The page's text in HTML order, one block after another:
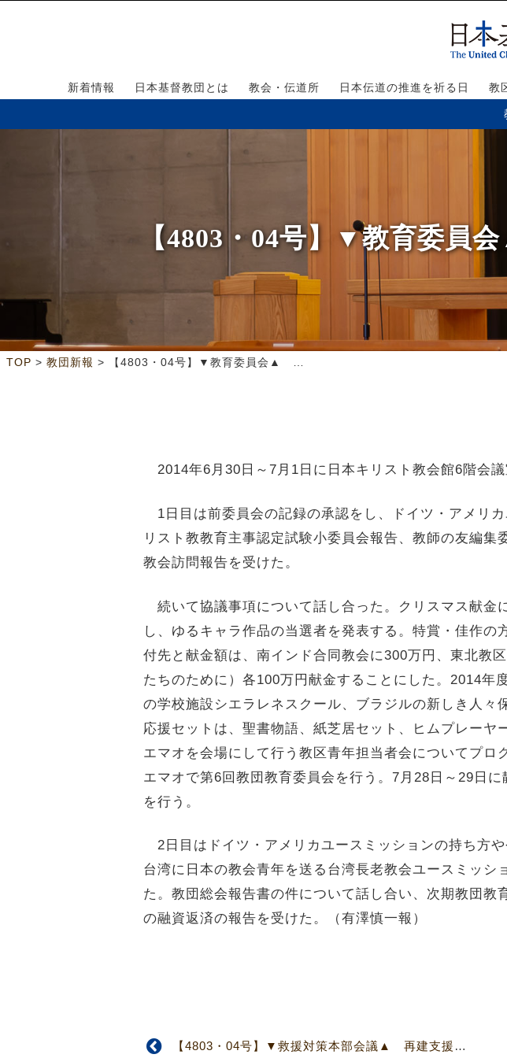
新着情報 日本基督教団とは 教会・伝道所 日本伝道の推進を祈る日 教
【4803・04号】▼教育委
TOP > 教団新報 > 【4803・04号】▼教育委員会▲ クリスマス献金送付先を決定
2014年6月30日～7月1日に日本キリスト教会館6階会
1日目は前委員会の記録の承認をし、ドイツ・アメリ
リスト教教育主事認定試験小委員会報告、教師の友編
教会訪問報告を受けた。
続いて協議事項について話し合った。クリスマス献金
し、ゆるキャラ作品の当選者を発表する。特賞・佳作
付先と献金額は、南インド合同教会に300万円、東北教
たちのために）各100万円献金することにした。2014年
の学校施設シエラレネスクール、ブラジルの新しき人
応援セットは、聖書物語、紙芝居セット、ヒムプレーヤ
エマオを会場にして行う教区青年担当者会についてプロ
エマオで第6回教団教育委員会を行う。7月28日～29日
を行う。
2日目はドイツ・アメリカユースミッションの持ち方
台湾に日本の教会青年を送る台湾長老教会ユースミッ
た。教団総会報告書の件について話し合い、次期教団
の融資返済の報告を受けた。（有澤慎一報）
【4803・04号】▼救援対策本部会議▲ 再建支援申請、ほぼ出そろう